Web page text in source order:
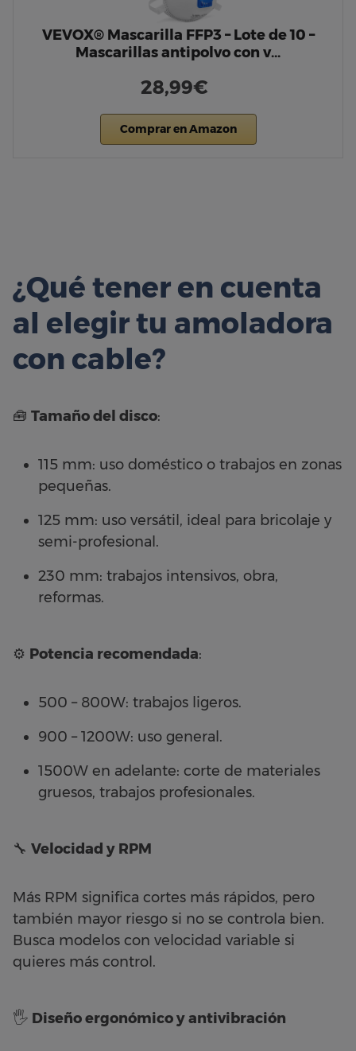
VEVOX® Mascarilla FFP3 – Lote de 10 –
Mascarillas antipolvo con v…
28,99€
Comprar en Amazon
¿Qué tener en cuenta
al elegir tu amoladora
con cable?
🧰 Tamaño del disco:
115 mm: uso doméstico o trabajos en zonas
pequeñas.
125 mm: uso versátil, ideal para bricolaje y
semi-profesional.
230 mm: trabajos intensivos, obra,
reformas.
⚙️ Potencia recomendada:
500 – 800W: trabajos ligeros.
900 – 1200W: uso general.
1500W en adelante: corte de materiales
gruesos, trabajos profesionales.
🔧 Velocidad y RPM
Más RPM significa cortes más rápidos, pero
también mayor riesgo si no se controla bien.
Busca modelos con velocidad variable si
quieres más control.
🖐️ Diseño ergonómico y antivibración